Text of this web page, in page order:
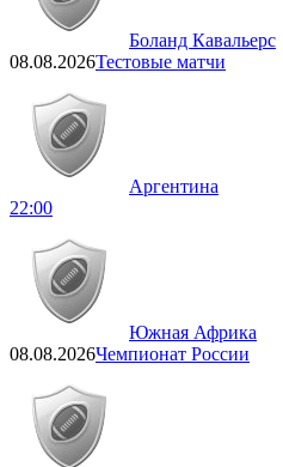
Боланд Кавальерс
08.08.2026Тестовые матчи
Аргентина
22:00
Южная Африка
08.08.2026Чемпионат России